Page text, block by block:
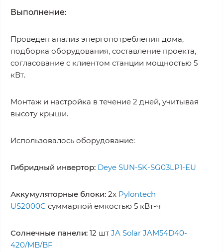
Выполнение:
Проведен анализ энергопотребления дома,
подборка оборудования, составление проекта,
согласование с клиентом станции мощностью 5
кВт.
Монтаж и настройка в течение 2 дней, учитывая
высоту крыши.
Использовалось оборудование:
Гибридный инвертор: Deye SUN-5K-SG03LP1-EU
Аккумуляторные блоки: 2x Pylontech
US2000C суммарной емкостью 5 кВт-ч
Солнечные панели: 12 шт JA Solar JAM54D40-
420/MB/BF